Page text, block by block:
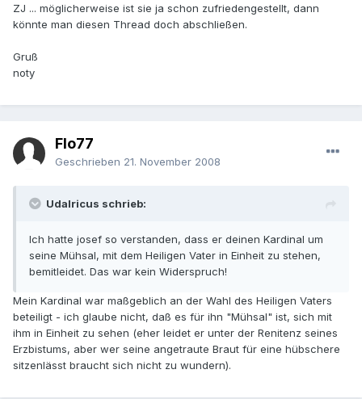
ZJ ... möglicherweise ist sie ja schon zufriedengestellt, dann
könnte man diesen Thread doch abschließen.
Gruß
noty
Flo77
Geschrieben 21. November 2008
Udalricus schrieb:
Ich hatte josef so verstanden, dass er deinen Kardinal um
seine Mühsal, mit dem Heiligen Vater in Einheit zu stehen,
bemitleidet. Das war kein Widerspruch!
Mein Kardinal war maßgeblich an der Wahl des Heiligen Vaters
beteiligt - ich glaube nicht, daß es für ihn "Mühsal" ist, sich mit
ihm in Einheit zu sehen (eher leidet er unter der Renitenz seines
Erzbistums, aber wer seine angetraute Braut für eine hübschere
sitzenlässt braucht sich nicht zu wundern).